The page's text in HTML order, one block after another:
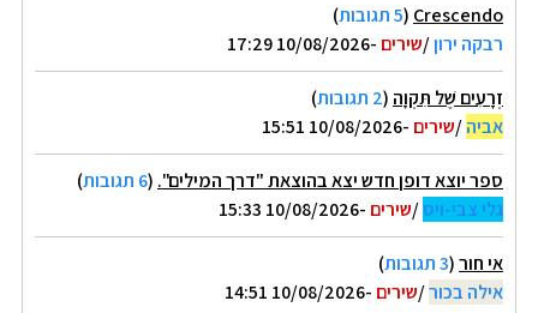
Crescendo
(5 תגובות
)
רבקה ירון/שירים -10/08/2026 17:29
זְרָעִים שֶׁל תִּקְוָה (2 תגובות
)
אביה/שירים -10/08/2026 15:51
ספר יוצא דופן חדש יצא בהוצאת "דרך המילים". (6 תגובות
)
גלי צבי-ויס/שירים -10/08/2026 15:33
אי חור(3 תגובות
)
אילה בכור/שירים -10/08/2026 14:51